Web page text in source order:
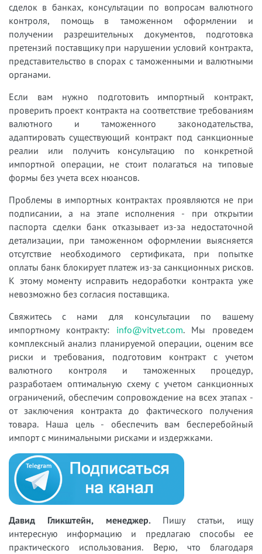
сделок в банках, консультации по вопросам валютного
контроля, помощь в таможенном оформлении и
получении разрешительных документов, подготовка
претензий поставщику при нарушении условий контракта,
представительство в спорах с таможенными и валютными
органами.
Если вам нужно подготовить импортный контракт,
проверить проект контракта на соответствие требованиям
валютного и таможенного законодательства,
адаптировать существующий контракт под санкционные
реалии или получить консультацию по конкретной
импортной операции, не стоит полагаться на типовые
формы без учета всех нюансов.
Проблемы в импортных контрактах проявляются не при
подписании, а на этапе исполнения - при открытии
паспорта сделки банк отказывает из-за недостаточной
детализации, при таможенном оформлении выясняется
отсутствие необходимого сертификата, при попытке
оплаты банк блокирует платеж из-за санкционных рисков.
К этому моменту исправить недоработки контракта уже
невозможно без согласия поставщика.
Свяжитесь с нами для консультации по вашему
импортному контракту: info@vitvet.com. Мы проведем
комплексный анализ планируемой операции, оценим все
риски и требования, подготовим контракт с учетом
валютного контроля и таможенных процедур,
разработаем оптимальную схему с учетом санкционных
ограничений, обеспечим сопровождение на всех этапах -
от заключения контракта до фактического получения
товара. Наша цель - обеспечить вам бесперебойный
импорт с минимальными рисками и издержками.
Давид Гликштейн, менеджер. Пишу статьи, ищу
интересную информацию и предлагаю способы ее
практического использования. Верю, что благодаря